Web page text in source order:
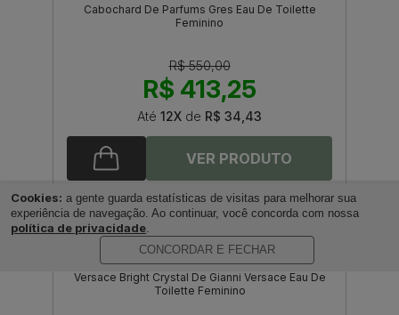
Cabochard De Parfums Gres Eau De Toilette
Feminino
R$ 550,00
R$ 413,25
Até 12X de R$ 34,43
-R$ 57,25
Gianni Versace
Versace Bright Crystal De Gianni Versace Eau De
Toilette Feminino
Cookies: a gente guarda estatísticas de visitas para melhorar sua
experiência de navegação. Ao continuar, você concorda com nossa
política de privacidade.
CONCORDAR E FECHAR